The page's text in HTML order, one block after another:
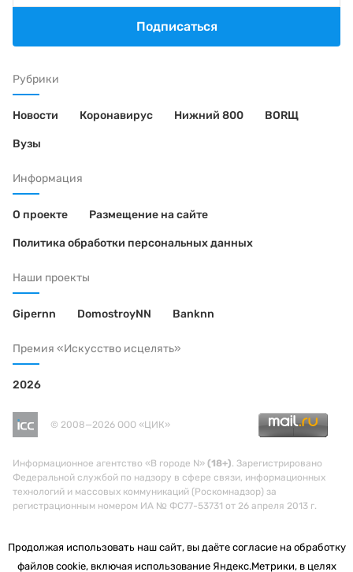
Рубрики
Новости Коронавирус Нижний 800 BORЩ
Вузы
Информация
О проекте Размещение на сайте
Политика обработки персональных данных
Наши проекты
Gipernn DomostroyNN Banknn
Премия «Искусство исцелять»
2026
© 2008—2026 ООО «ЦИК»
Информационное агентство «В городе N» (18+). Зарегистрировано
Федеральной службой по надзору в сфере связи, информационных
технологий и массовых коммуникаций (Роскомнадзор) за
регистрационным номером ИА № ФС77-53731 от 26 апреля 2013 г.
Подписаться
Продолжая использовать наш сайт, вы даёте согласие на обработку
файлов cookie, включая использование Яндекс.Метрики, в целях